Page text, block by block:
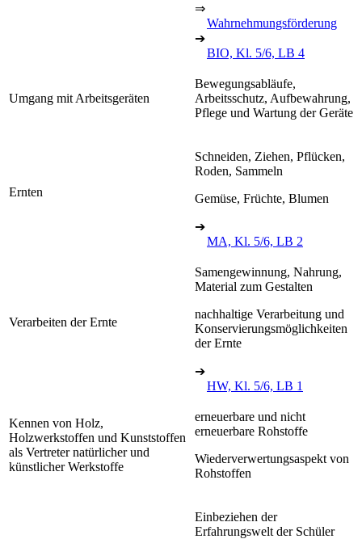
⇒
Wahrnehmungsförderung
➔
BIO, Kl. 5/6, LB 4
Umgang mit Arbeitsgeräten
Bewegungsabläufe,
Arbeitsschutz, Aufbewahrung,
Pflege und Wartung der Geräte
Ernten
Schneiden, Ziehen, Pflücken,
Roden, Sammeln
Gemüse, Früchte, Blumen
➔
MA, Kl. 5/6, LB 2
Verarbeiten der Ernte
Samengewinnung, Nahrung,
Material zum Gestalten
nachhaltige Verarbeitung und
Konservierungsmöglichkeiten
der Ernte
➔
HW, Kl. 5/6, LB 1
Kennen von Holz,
Holzwerkstoffen und Kunststoffen
als Vertreter natürlicher und
künstlicher Werkstoffe
erneuerbare und nicht
erneuerbare Rohstoffe
Wiederverwertungsaspekt von
Rohstoffen
Einbeziehen der
Erfahrungswelt der Schüler